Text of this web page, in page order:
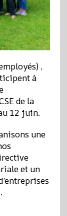
,
à
de la
12 juin.
une
et un